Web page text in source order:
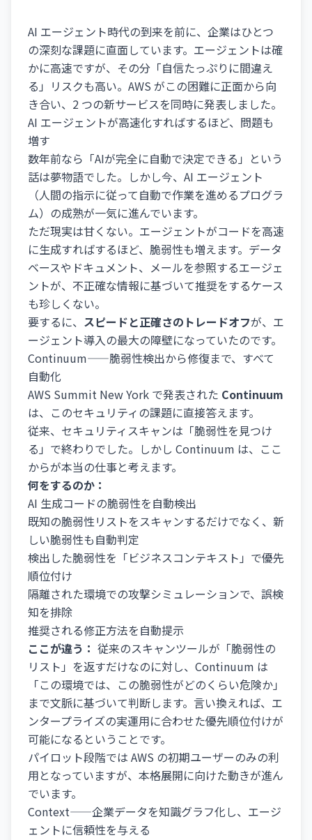
AI エージェント時代の到来を前に、企業はひとつ
の深刻な課題に直面しています。エージェントは確
かに高速ですが、その分「自信たっぷりに間違え
る」リスクも高い。AWS がこの困難に正面から向
き合い、2 つの新サービスを同時に発表しました。
AI エージェントが高速化すればするほど、問題も
増す
数年前なら「AIが完全に自動で決定できる」という
話は夢物語でした。しかし今、AI エージェント
（人間の指示に従って自動で作業を進めるプログラ
ム）の成熟が一気に進んでいます。
ただ現実は甘くない。エージェントがコードを高速
に生成すればするほど、脆弱性も増えます。データ
ベースやドキュメント、メールを参照するエージェ
ントが、不正確な情報に基づいて推奨をするケース
も珍しくない。
要するに、 スピードと正確さのトレードオフが、エ
ージェント導入の最大の障壁になっていたのです。
Continuum——脆弱性検出から修復まで、すべて
自動化
AWS Summit New York で発表された Continuum
は、このセキュリティの課題に直接答えます。
従来、セキュリティスキャンは「脆弱性を見つけ
る」で終わりでした。しかし Continuum は、ここ
からが本当の仕事と考えます。
何をするのか：
AI 生成コードの脆弱性を自動検出
既知の脆弱性リストをスキャンするだけでなく、新
しい脆弱性も自動判定
検出した脆弱性を「ビジネスコンテキスト」で優先
順位付け
隔離された環境での攻撃シミュレーションで、誤検
知を排除
推奨される修正方法を自動提示
ここが違う： 従来のスキャンツールが「脆弱性の
リスト」を返すだけなのに対し、Continuum は
「この環境では、この脆弱性がどのくらい危険か」
まで文脈に基づいて判断します。言い換えれば、エ
ンタープライズの実運用に合わせた優先順位付けが
可能になるということです。
パイロット段階では AWS の初期ユーザーのみの利
用となっていますが、本格展開に向けた動きが進ん
でいます。
Context——企業データを知識グラフ化し、エージ
ェントに信頼性を与える